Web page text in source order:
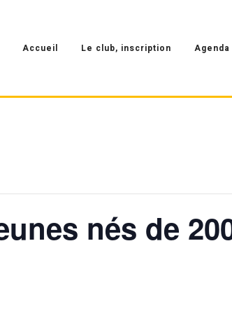
Accueil Le club, inscription Agenda
nés de